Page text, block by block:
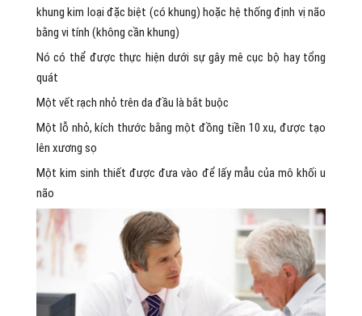
khung kim loại đặc biệt (có khung) hoặc hệ thống định vị não
bằng vi tính (không cần khung)
Nó có thể được thực hiện dưới sự gây mê cục bộ hay tổng
quát
Một vết rạch nhỏ trên da đầu là bắt buộc
Một lỗ nhỏ, kích thước bằng một đồng tiền 10 xu, được tạo
lên xương sọ
Một kim sinh thiết được đưa vào để lấy mẫu của mô khối u
não